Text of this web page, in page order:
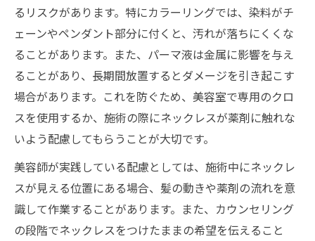
るリスクがあります。特にカラーリングでは、染料がチ
ェーンやペンダント部分に付くと、汚れが落ちにくくな
ることがあります。また、パーマ液は金属に影響を与え
ることがあり、長期間放置するとダメージを引き起こす
場合があります。これを防ぐため、美容室で専用のクロ
スを使用するか、施術の際にネックレスが薬剤に触れな
いよう配慮してもらうことが大切です。
美容師が実践している配慮としては、施術中にネックレ
スが見える位置にある場合、髪の動きや薬剤の流れを意
識して作業することがあります。また、カウンセリング
の段階でネックレスをつけたままの希望を伝えること